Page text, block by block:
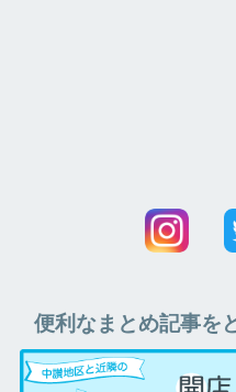
便利なまとめ記事を